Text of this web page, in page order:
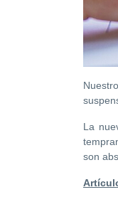
La
son